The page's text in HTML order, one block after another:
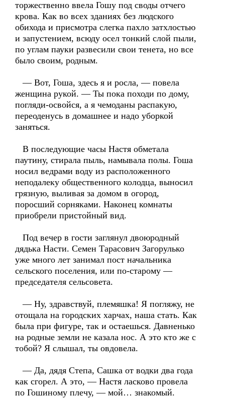
торжественно ввела Гошу под своды отчего
крова. Как во всех зданиях без людского
обихода и присмотра слегка пахло затхлостью
и запустением, всюду осел тонкий слой пыли,
по углам пауки развесили свои тенета, но все
было своим, родным.
— Вот, Гоша, здесь я и росла, — повела
женщина рукой. — Ты пока походи по дому,
погляди-освойся, а я чемоданы распакую,
переоденусь в домашнее и надо уборкой
заняться.
В последующие часы Настя обметала
паутину, стирала пыль, намывала полы. Гоша
носил ведрами воду из расположенного
неподалеку общественного колодца, выносил
грязную, выливая за домом в огород,
поросший сорняками. Наконец комнаты
приобрели пристойный вид.
Под вечер в гости заглянул двоюродный
дядька Насти. Семен Тарасович Загорулько
уже много лет занимал пост начальника
сельского поселения, или по-старому —
председателя сельсовета.
— Ну, здравствуй, племяшка! Я погляжу, не
отощала на городских харчах, наша стать. Как
была при фигуре, так и остаешься. Давненько
на родные земли не казала нос. А это кто же с
тобой? Я слышал, ты овдовела.
— Да, дядя Степа, Сашка от водки два года
как сгорел. А это, — Настя ласково провела
по Гошиному плечу, — мой… знакомый.